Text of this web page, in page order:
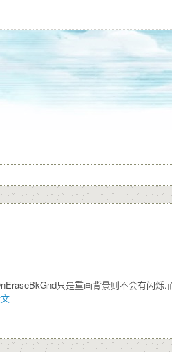
只是重画背景则不会有闪